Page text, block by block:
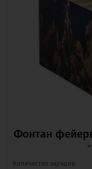
Фонтан
Количество зарядов